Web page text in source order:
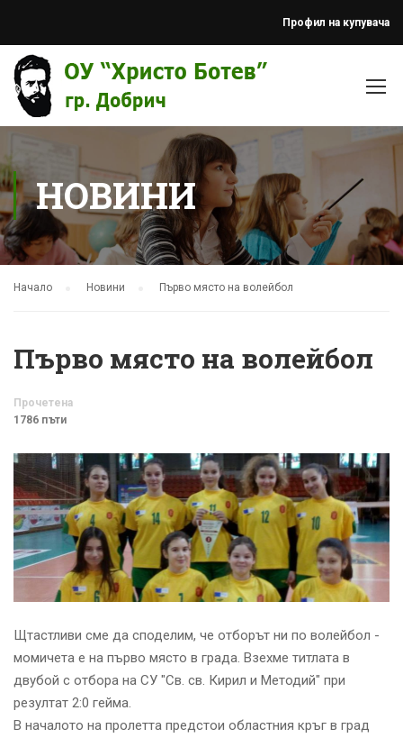
Профил на купувача
НОВИНИ
Начало Новини Първо място на волейбол
Първо място на волейбол
Прочетена
1786 пъти
Щтастливи сме да споделим, че отборът ни по волейбол -
момичета е на първо място в града. Взехме титлата в
двубой с отбора на СУ "Св. св. Кирил и Методий" при
резултат 2:0 гейма.
В началото на пролетта предстои областния кръг в град